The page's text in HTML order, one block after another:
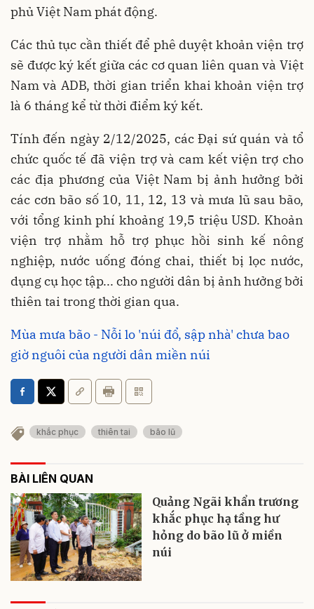
phủ Việt Nam phát động.
Các thủ tục cần thiết để phê duyệt khoản viện trợ
sẽ được ký kết giữa các cơ quan liên quan và Việt
Nam và ADB, thời gian triển khai khoản viện trợ
là 6 tháng kể từ thời điểm ký kết.
Tính đến ngày 2/12/2025, các Đại sứ quán và tổ
chức quốc tế đã viện trợ và cam kết viện trợ cho
các địa phương của Việt Nam bị ảnh hưởng bởi
các cơn bão số 10, 11, 12, 13 và mưa lũ sau bão,
với tổng kinh phí khoảng 19,5 triệu USD. Khoản
viện trợ nhằm hỗ trợ phục hồi sinh kế nông
nghiệp, nước uống đóng chai, thiết bị lọc nước,
dụng cụ học tập... cho người dân bị ảnh hưởng bởi
thiên tai trong thời gian qua.
Mùa mưa bão - Nỗi lo 'núi đổ, sập nhà' chưa bao
giờ nguôi của người dân miền núi
khắc phục thiên tai bão lũ
BÀI LIÊN QUAN
Quảng Ngãi khẩn trương
khắc phục hạ tầng hư
hỏng do bão lũ ở miền
núi